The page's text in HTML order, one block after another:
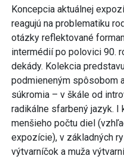
Koncepcia aktuálnej
reagujú na problematiku
otázky reflektované
intermédií po polovici 90.
dekády. Kolekcia
podmieneným spôsobom
súkromia – v škále od
radikálne sfarbený jazyk.
menšieho počtu diel
expozície), v základných
výtvarníčok a muža